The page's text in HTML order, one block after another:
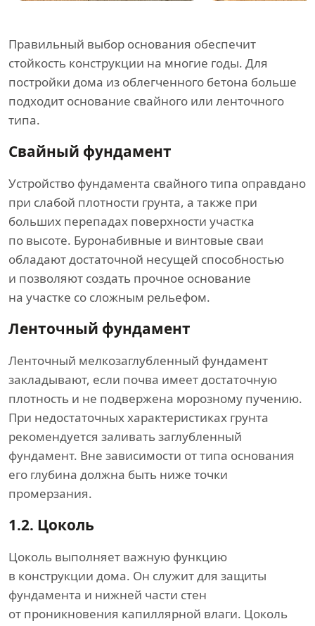
Правильный выбор основания обеспечит
стойкость конструкции на многие годы. Для
постройки дома из облегченного бетона больше
подходит основание свайного или ленточного
типа.
Свайный фундамент
Устройство фундамента свайного типа оправдано
при слабой плотности грунта, а также при
больших перепадах поверхности участка
по высоте. Буронабивные и винтовые сваи
обладают достаточной несущей способностью
и позволяют создать прочное основание
на участке со сложным рельефом.
Ленточный фундамент
Ленточный мелкозаглубленный фундамент
закладывают, если почва имеет достаточную
плотность и не подвержена морозному пучению.
При недостаточных характеристиках грунта
рекомендуется заливать заглубленный
фундамент. Вне зависимости от типа основания
его глубина должна быть ниже точки
промерзания.
1.2. Цоколь
Цоколь выполняет важную функцию
в конструкции дома. Он служит для защиты
фундамента и нижней части стен
от проникновения капиллярной влаги. Цоколь